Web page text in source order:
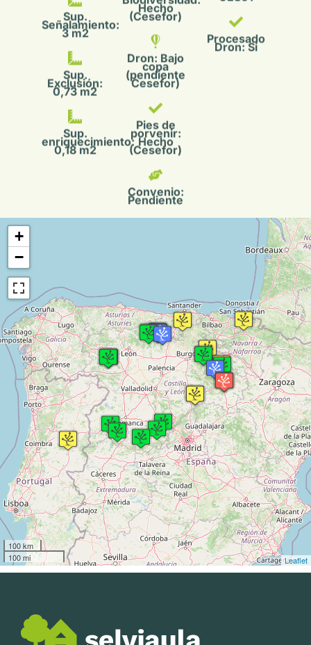
Sup.
Exclusión:
0,73 m2
Sup.
enriquecimiento:
0,18 m2
Dron: Bajo
copa
(pendiente
Cesefor)
Pies de
porvenir:
Hecho
(Cesefor)
Convenio:
Pendiente
Dron: Si
+
−
100 km
100 mi
Leaflet